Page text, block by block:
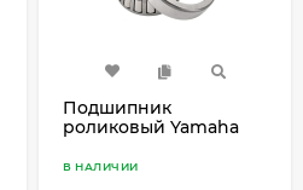
Подшипник
роликовый Yamaha
В НАЛИЧИИ